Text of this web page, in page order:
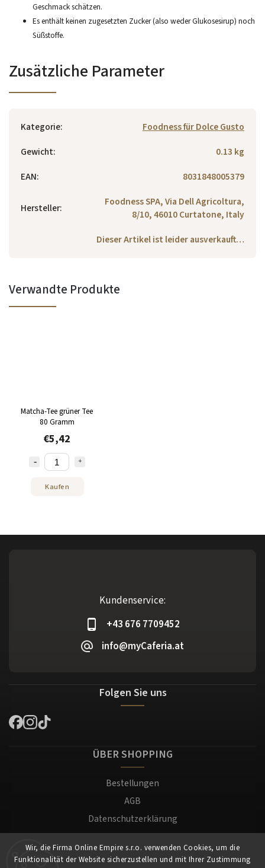
Wir, die Firma Online Empire s.r.o. verwenden Cookies, um die
Funktionalität der Website sicherzustellen und mit Ihrer Zustimmung
Geschmack schätzen.
Es enthält keinen zugesetzten Zucker (also weder Glukosesirup) noch
Süßstoffe.
Zusätzliche Parameter
Kategorie:
Foodness für Dolce Gusto
Gewicht:
0.13 kg
EAN: 8031848005379
Hersteller:
Foodness SPA, Via Dell Agricoltura,
8/10, 46010 Curtatone, Italy
Dieser Artikel ist leider ausverkauft…
Verwandte Produkte
Matcha-Tee grüner Tee
80 Gramm
€5,42
Kaufen
Kundenservice:
+43 676 7709452
info@myCaferia.at
Folgen Sie uns
ÜBER SHOPPING
Bestellungen
AGB
Datenschutzerklärung
Versand und Zahlung
Warenrücksendung